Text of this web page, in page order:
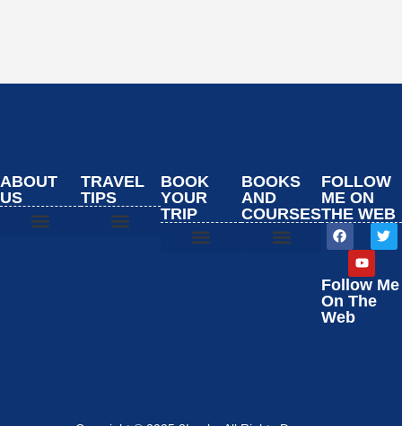
ABOUT
US
TRAVEL
TIPS
BOOK
YOUR
TRIP
BOOKS
AND
COURSES
FOLLOW
ME ON
THE WEB
Follow Me
On The
Web